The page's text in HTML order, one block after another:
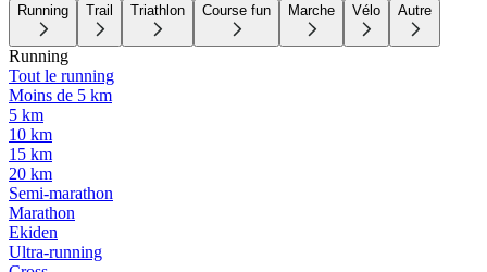
Running Trail Triathlon Course fun Marche Vélo Autre
Running
Tout le running
Moins de 5 km
5 km
10 km
15 km
20 km
Semi-marathon
Marathon
Ekiden
Ultra-running